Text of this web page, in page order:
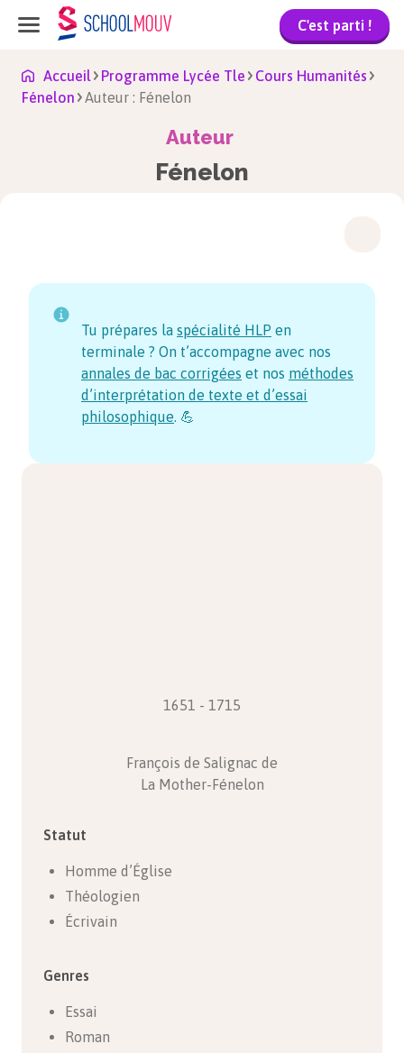
C'est parti !
Accueil Programme Lycée Tle
Cours Humanités
Fénelon
Auteur : Fénelon
Auteur
Fénelon
Tu prépares la spécialité HLP en
terminale ? On t’accompagne avec nos
annales de bac corrigées et nos méthodes
d’interprétation de texte et d’essai
philosophique. 💪
1651 - 1715
François de Salignac de
La Mother-Fénelon
Statut
Homme d’Église
Théologien
Écrivain
Genres
Essai
Roman